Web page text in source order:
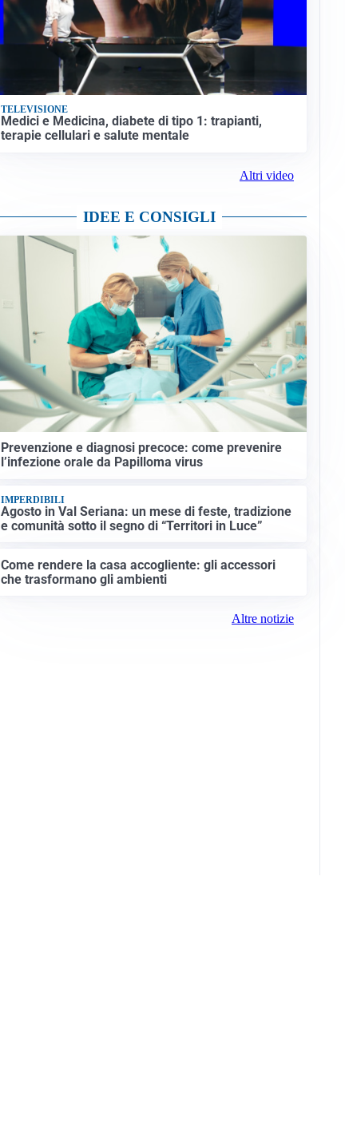
TELEVISIONE
Medici e Medicina, diabete di tipo 1: trapianti,
terapie cellulari e salute mentale
Altri video
IDEE E CONSIGLI
Prevenzione e diagnosi precoce: come prevenire
l’infezione orale da Papilloma virus
IMPERDIBILI
Agosto in Val Seriana: un mese di feste, tradizione
e comunità sotto il segno di “Territori in Luce”
Come rendere la casa accogliente: gli accessori
che trasformano gli ambienti
Altre notizie